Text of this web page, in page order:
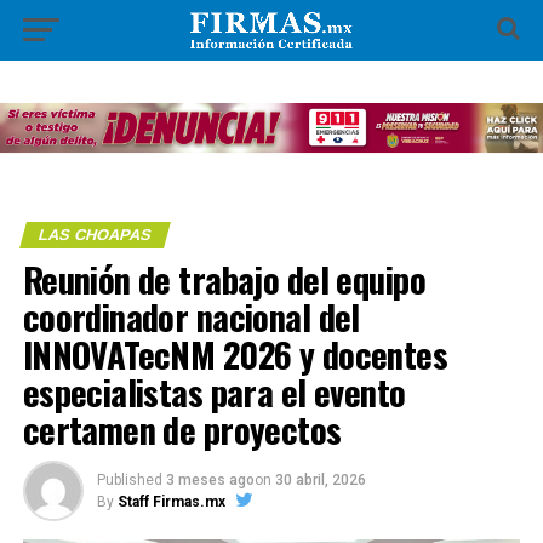
LAS CHOAPAS
Reunión de trabajo del equipo
coordinador nacional del
INNOVATecNM 2026 y docentes
especialistas para el evento
certamen de proyectos
Published 3 meses agoon 30 abril, 2026
By Staff Firmas.mx